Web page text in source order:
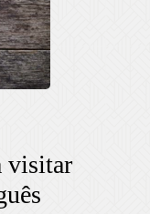
visitar